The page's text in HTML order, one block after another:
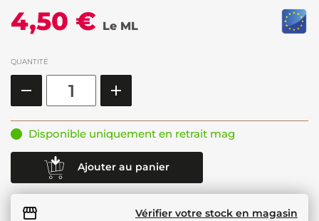
4,50 € Le ML
QUANTITÉ
Disponible uniquement en retrait mag
Ajouter au panier
Vérifier votre stock en magasin